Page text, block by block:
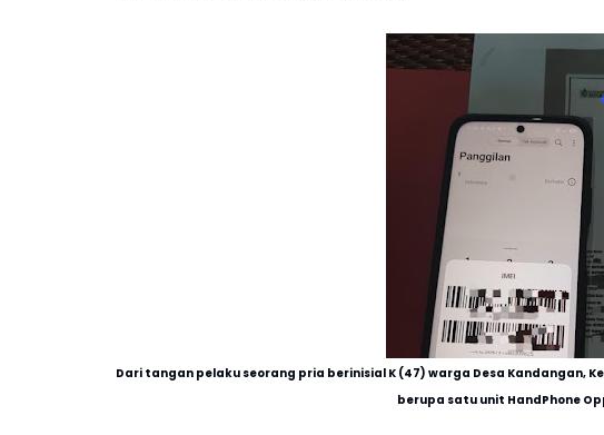
Dari tangan pelaku seorang pria berinisial K (47) warga Desa Kandangan,
berupa satu unit HandPhone